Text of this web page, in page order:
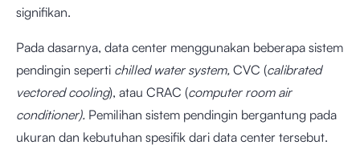
signifikan.
Pada dasarnya, data center menggunakan beberapa sistem
pendingin seperti chilled water system, CVC (calibrated
vectored cooling), atau CRAC (computer room air
conditioner). Pemilihan sistem pendingin bergantung pada
ukuran dan kebutuhan spesifik dari data center tersebut.